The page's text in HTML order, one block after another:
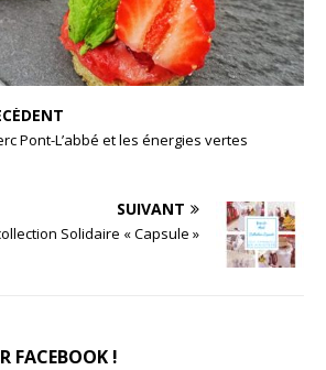
Pont-L’abbé et les énergies vertes
SUIVANT
Solidaire « Capsule »
FACEBOOK !